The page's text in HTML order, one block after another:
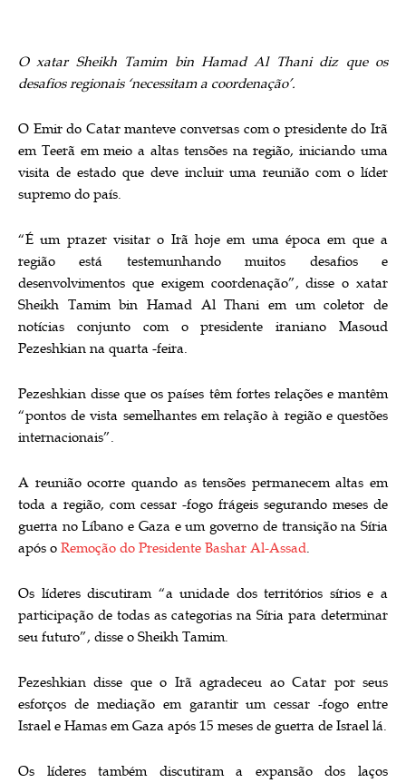
O xatar Sheikh Tamim bin Hamad Al Thani diz que os
desafios regionais ‘necessitam a coordenação’.
O Emir do Catar manteve conversas com o presidente do Irã
em Teerã em meio a altas tensões na região, iniciando uma
visita de estado que deve incluir uma reunião com o líder
supremo do país.
“É um prazer visitar o Irã hoje em uma época em que a
região está testemunhando muitos desafios e
desenvolvimentos que exigem coordenação”, disse o xatar
Sheikh Tamim bin Hamad Al Thani em um coletor de
notícias conjunto com o presidente iraniano Masoud
Pezeshkian na quarta -feira.
Pezeshkian disse que os países têm fortes relações e mantêm
“pontos de vista semelhantes em relação à região e questões
internacionais”.
A reunião ocorre quando as tensões permanecem altas em
toda a região, com cessar -fogo frágeis segurando meses de
guerra no Líbano e Gaza e um governo de transição na Síria
após o Remoção do Presidente Bashar Al-Assad.
Os líderes discutiram “a unidade dos territórios sírios e a
participação de todas as categorias na Síria para determinar
seu futuro”, disse o Sheikh Tamim.
Pezeshkian disse que o Irã agradeceu ao Catar por seus
esforços de mediação em garantir um cessar -fogo entre
Israel e Hamas em Gaza após 15 meses de guerra de Israel lá.
Os líderes também discutiram a expansão dos laços